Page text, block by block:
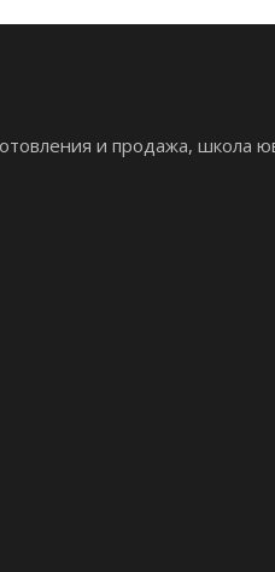
и продажа, школа